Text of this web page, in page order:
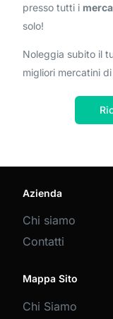
presso tutti i
solo!
Noleggia subito il
migliori mercatini
Azienda
Chi siamo
Contatti
Mappa Sito
Chi Siamo